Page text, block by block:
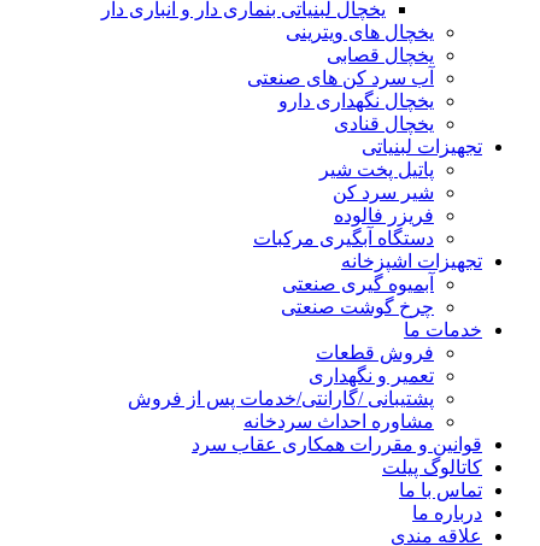
یخچال لبنیاتی بنماری دار و انباری دار
یخچال های ویترینی
یخچال قصابی
آب سرد کن های صنعتی
یخچال نگهداری دارو
یخچال قنادی
تجهیزات لبنیاتی
پاتیل پخت شیر
شیر سرد کن
فریزر فالوده
دستگاه آبگیری مرکبات
تجهیزات اشپزخانه
آبمیوه گیری صنعتی
چرخ گوشت صنعتی
خدمات ما
فروش قطعات
تعمیر و نگهداری
پشتیبانی /گارانتی/خدمات پس از فروش
مشاوره احداث سردخانه
قوانین و مقررات همکاری عقاب سرد
کاتالوگ پیلت
تماس با ما
درباره ما
علاقه مندی